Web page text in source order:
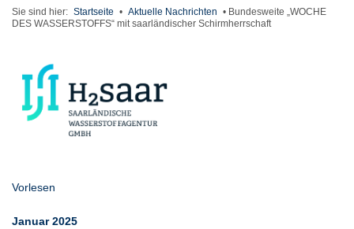
Sie sind hier: Startseite • Aktuelle Nachrichten • Bundesweite „WOCHE
DES WASSERSTOFFS“ mit saarländischer Schirmherrschaft
Vorlesen
Januar 2025